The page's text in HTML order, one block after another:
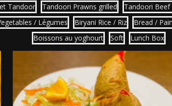
Tandoor Tandoori Prawns grilled Tandoori Beef
/ Légumes Biryani Rice / Riz Bread / Pain
Boissons au yoghourt
Soft Lunch Box